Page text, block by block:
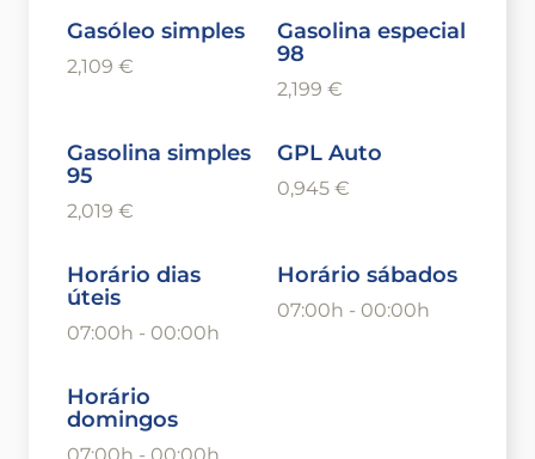
Gasóleo simples
2,109 €
Gasolina especial
98
2,199 €
Gasolina simples
95
2,019 €
GPL Auto
0,945 €
Horário dias
úteis
07:00h - 00:00h
Horário sábados
07:00h - 00:00h
Horário
domingos